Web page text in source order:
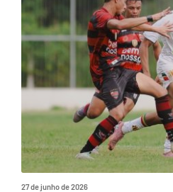
27 de junho de 2026